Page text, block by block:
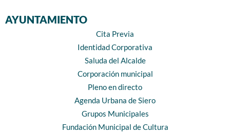
AYUNTAMIENTO
Cita Previa
Identidad Corporativa
Saluda del Alcalde
Corporación municipal
Pleno en directo
Agenda Urbana de Siero
Grupos Municipales
Fundación Municipal de Cultura